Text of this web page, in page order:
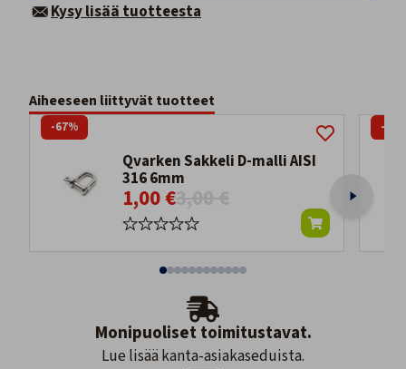
Kysy lisää tuotteesta
Aiheeseen liittyvät tuotteet
Qvarken Sakkeli D-malli AISI
316 6mm
1,00 €3,00 €
-67% -
Monipuoliset toimitustavat.
Lue lisää kanta-asiakaseduista.